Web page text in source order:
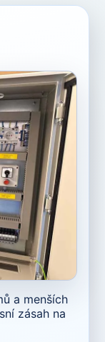
a menších
zásah na